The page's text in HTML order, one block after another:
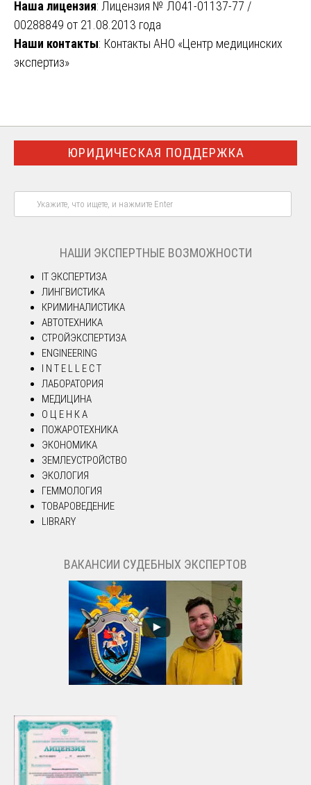
Наша лицензия: Лицензия № Л041-01137-77 /
00288849 от 21.08.2013 года
Наши контакты: Контакты АНО «Центр медицинских
экспертиз»
ЮРИДИЧЕСКАЯ ПОДДЕРЖКА
НАШИ ЭКСПЕРТНЫЕ ВОЗМОЖНОСТИ
IT ЭКСПЕРТИЗА
ЛИНГВИСТИКА
КРИМИНАЛИСТИКА
АВТОТЕХНИКА
СТРОЙЭКСПЕРТИЗА
ENGINEERING
I N T E L L E C T
ЛАБОРАТОРИЯ
МЕДИЦИНА
О Ц Е Н К А
ПОЖАРОТЕХНИКА
ЭКОНОМИКА
ЗЕМЛЕУСТРОЙСТВО
ЭКОЛОГИЯ
ГЕММОЛОГИЯ
ТОВАРОВЕДЕНИЕ
LIBRARY
ВАКАНСИИ СУДЕБНЫХ ЭКСПЕРТОВ